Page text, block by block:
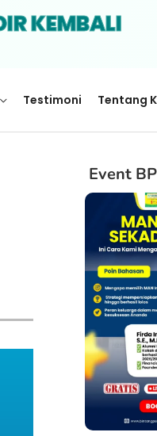
KEMBALI
Testimoni Tentang
Event BP